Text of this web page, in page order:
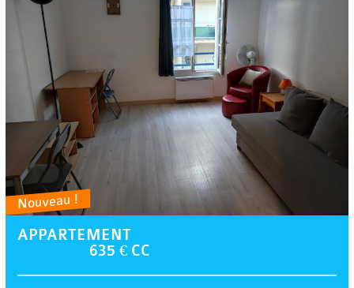
Nouveau !
APPARTEMENT
635 € CC